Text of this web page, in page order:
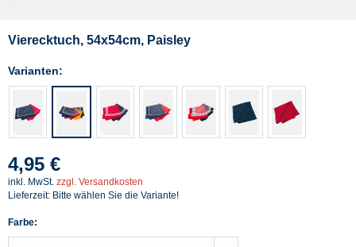
Vierecktuch, 54x54cm, Paisley
Varianten:
4,95 €
inkl. MwSt. zzgl. Versandkosten
Lieferzeit: Bitte wählen Sie die Variante!
Farbe: